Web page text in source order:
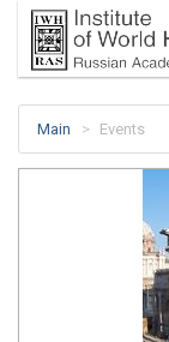
Main Events